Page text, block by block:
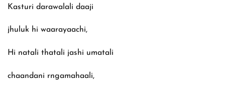
Kasturi darawalali daaji
jhuluk hi waar‍ayaachi,
Hi natali thatali jashi umatali
chaandani rngamahaali,